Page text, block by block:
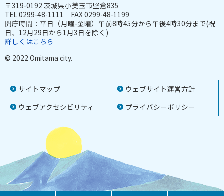
サイトマップ
ウェブサイト運営方針
ウェブアクセシビリティ
プライバシーポリシー
〒319-0192 茨城県小美玉市堅倉835
TEL 0299-48-1111 FAX 0299-48-1199
開庁時間：平日（月曜-金曜）午前8時45分から午後4時30分まで(祝
日、12月29日から1月3日を除く)
詳しくはこちら
© 2022 Omitama city.